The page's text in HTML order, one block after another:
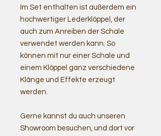
Im Set enthalten ist außerdem ein
hochwertiger Lederklöppel, der
auch zum Anreiben der Schale
verwendet werden kann. So
können mit nur einer Schale und
einem Klöppel ganz verschiedene
Klänge und Effekte erzeugt
werden.
Gerne kannst du auch unseren
Showroom besuchen, und dort vor